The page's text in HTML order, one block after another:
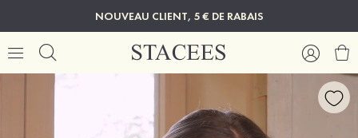
NOUVEAU CLIENT, 5 € DE RABAIS